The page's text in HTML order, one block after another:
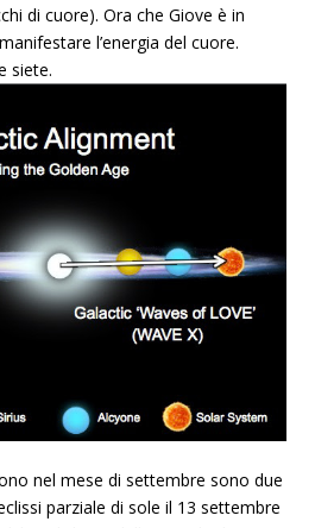
di cuore). Ora che Giove è in
l’energia del cuore.
siete.
nel mese di settembre sono due
parziale di sole il 13 settembre